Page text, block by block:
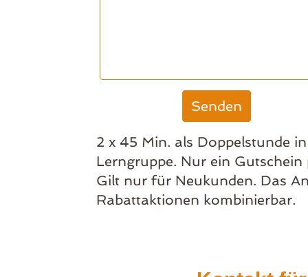
2 x 45 Min. als Doppelstunde
Lerngruppe. Nur ein Gutschein
Gilt nur für Neukunden. Das
Rabattaktionen kombinierbar.